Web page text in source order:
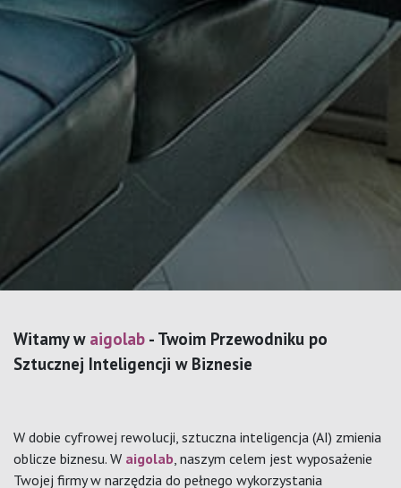
Witamy w aigolab - Twoim Przewodniku po
Sztucznej Inteligencji w Biznesie
W dobie cyfrowej rewolucji, sztuczna inteligencja (AI) zmienia
oblicze biznesu. W aigolab , naszym celem jest wyposażenie
Twojej firmy w narzędzia do pełnego wykorzystania